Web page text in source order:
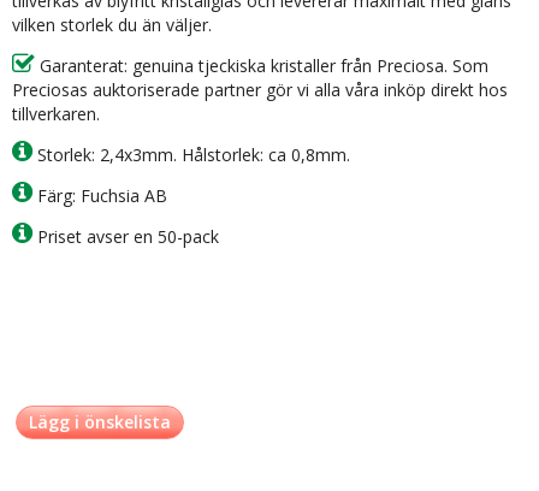
vilken storlek du än väljer.
Garanterat: genuina tjeckiska kristaller från Preciosa. Som
Preciosas auktoriserade partner gör vi alla våra inköp direkt hos
tillverkaren.
Storlek: 2,4x3mm. Hålstorlek: ca 0,8mm.
Färg: Fuchsia AB
Priset avser en 50-pack
Lägg i önskelista